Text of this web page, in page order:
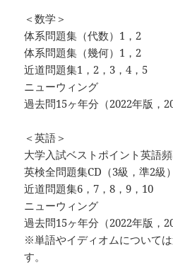
＜数学＞
体系問題集（代数）1，2
体系問題集（幾何）1，2
近道問題集1，2，3，4，5
ニューウィング
過去問15ヶ年分（2022年版，
＜英語＞
大学入試ベストポイント英語
英検全問題集CD（3級，準2級）
近道問題集6，7，8，9，10
ニューウィング
過去問15ヶ年分（2022年版，
※単語やイディオムについて
す。